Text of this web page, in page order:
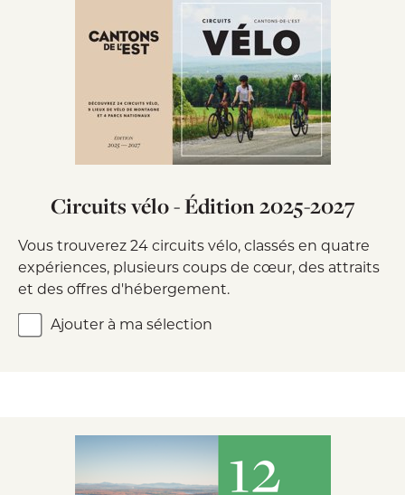
Circuits vélo - Édition 2025-2027
Vous trouverez 24 circuits vélo, classés en quatre
expériences, plusieurs coups de cœur, des attraits
et des offres d'hébergement.
Ajouter à ma sélection